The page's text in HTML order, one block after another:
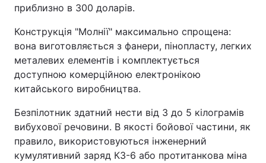
приблизно в 300 доларів.
Конструкція "Молнії" максимально спрощена:
вона виготовляється з фанери, пінопласту, легких
металевих елементів і комплектується
доступною комерційною електронікою
китайського виробництва.
Безпілотник здатний нести від 3 до 5 кілограмів
вибухової речовини. В якості бойової частини, як
правило, використовуються інженерний
кумулятивний заряд КЗ-6 або протитанкова міна